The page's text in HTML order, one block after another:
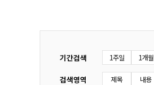
기간검색 1주일 1개월
검색영역 제목 내용